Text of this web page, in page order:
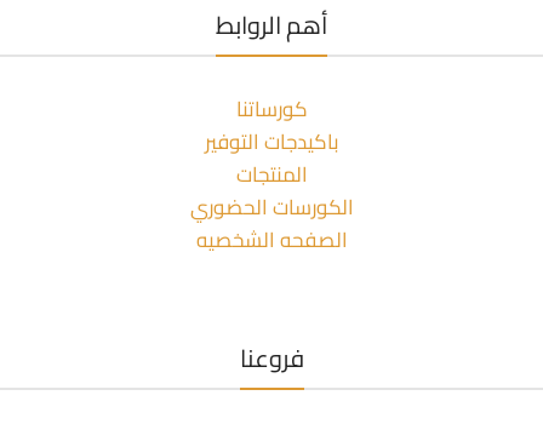
أهم الروابط
كورساتنا
باكيدجات التوفير
المنتجات
الكورسات الحضوري
الصفحه الشخصيه
فروعنا